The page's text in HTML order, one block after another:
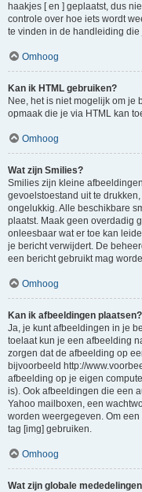
haakjes [ en ] geplaatst, dus
controle over hoe iets wordt
te vinden in de handleiding
Omhoog
Kan ik HTML gebruiken?
Nee, het is niet mogelijk om je
opmaak die je via HTML kan
Omhoog
Wat zijn Smilies?
Smilies zijn kleine
gevoelstoestand uit te
ongelukkig. Alle beschikbare
plaatst. Maak geen overdadig
onleesbaar wat er toe kan
je bericht verwijdert. De
een bericht gebruikt mag
Omhoog
Kan ik afbeeldingen plaatsen?
Ja, je kunt afbeeldingen in je
toelaat kun je een afbeelding
zorgen dat de afbeelding op
bijvoorbeeld http://
afbeelding op je eigen
is). Ook afbeeldingen die een
Yahoo mailboxen, een
worden weergegeven. Om
tag [img] gebruiken.
Omhoog
Wat zijn globale